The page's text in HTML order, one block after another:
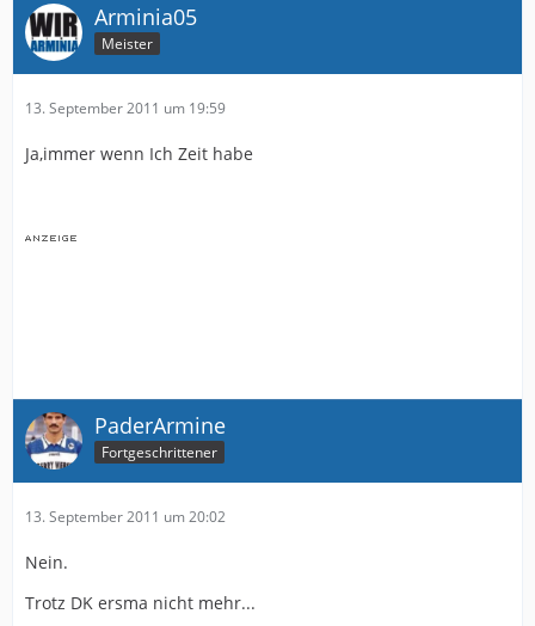
Arminia05
Meister
13. September 2011 um 19:59
Ja,immer wenn Ich Zeit habe
PaderArmine
Fortgeschrittener
13. September 2011 um 20:02
Nein.
Trotz DK ersma nicht mehr...